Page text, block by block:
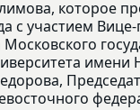
которое
с участием
имени